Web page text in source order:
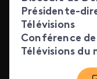
Présidente-
Télévisions
Conférence
Télévisions du